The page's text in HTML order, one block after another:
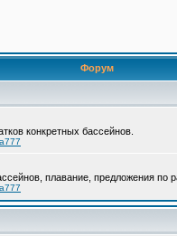
Форум
конкретных бассейнов.
плавание, предложения по